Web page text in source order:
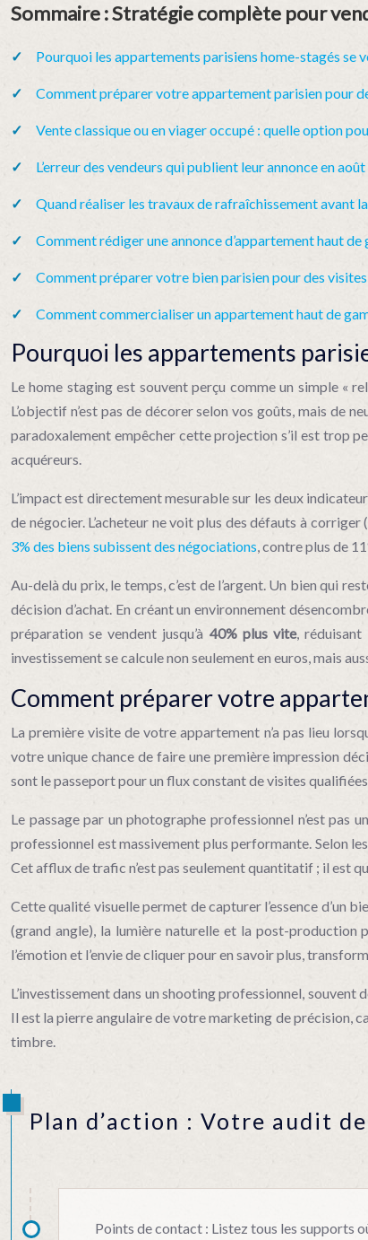
Sommaire : Stratégie complète pour
Pourquoi les appartements parisiens home-stagés se
Comment préparer votre appartement parisien pour
Vente classique ou en viager occupé : quelle option
L’erreur des vendeurs qui publient leur annonce en
Quand réaliser les travaux de rafraîchissement avant
Comment rédiger une annonce d’appartement haut
Comment préparer votre bien parisien pour des
Comment commercialiser un appartement haut de
Pourquoi les appartements
Le home staging est souvent perçu comme un simple «
L’objectif n’est pas de décorer selon vos goûts, mais de
paradoxalement empêcher cette projection s’il est trop
acquéreurs.
L’impact est directement mesurable sur les deux
de négocier. L’acheteur ne voit plus des défauts à
3% des biens subissent des négociations, contre plus de
Au-delà du prix, le temps, c’est de l’argent. Un bien qui
décision d’achat. En créant un environnement
préparation se vendent jusqu’à 40% plus vite, réduisant
investissement se calcule non seulement en euros, mais
Comment préparer votre
La première visite de votre appartement n’a pas lieu
votre unique chance de faire une première impression
sont le passeport pour un flux constant de visites
Le passage par un photographe professionnel n’est pas
professionnel est massivement plus performante. Selon
Cet afflux de trafic n’est pas seulement quantitatif ; il est
Cette qualité visuelle permet de capturer l’essence d’un
(grand angle), la lumière naturelle et la post-production
l’émotion et l’envie de cliquer pour en savoir plus,
L’investissement dans un shooting professionnel, souvent
Il est la pierre angulaire de votre marketing de précision,
timbre.
Plan d’action : Votre audit
Points de contact : Listez tous les supports